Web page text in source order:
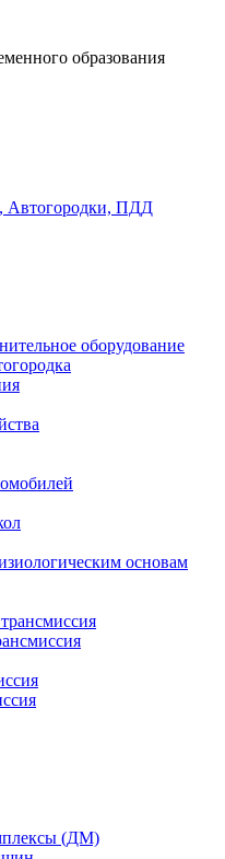
образования
Автогородки, ПДД
оборудование
основам
(ДМ)